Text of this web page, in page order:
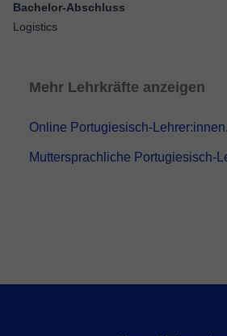
Bachelor-Abschluss
Logistics
Mehr Lehrkräfte anzeigen
Online Portugiesisch-Lehrer:innen.
Muttersprachliche Portugiesisch-